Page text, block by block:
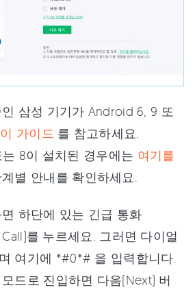
삼성 기기가 Android 6, 9 또
이 가이드 를 참고하세요.
8이 설치된 경우에는 여기를
별 안내를 확인하세요.
하단에 있는 긴급 통화
를 누르세요. 그러면 다이얼
여기에 *#0*# 을 입력합니다.
드로 진입하면 다음(Next) 버